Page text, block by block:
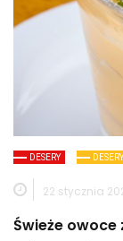
DESERY
22 stycznia
Świeże owoce